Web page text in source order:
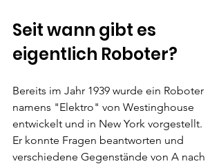
Seit wann gibt es
eigentlich Roboter?
Bereits im Jahr 1939 wurde ein Roboter
namens "Elektro" von Westinghouse
entwickelt und in New York vorgestellt.
Er konnte Fragen beantworten und
verschiedene Gegenstände von A nach